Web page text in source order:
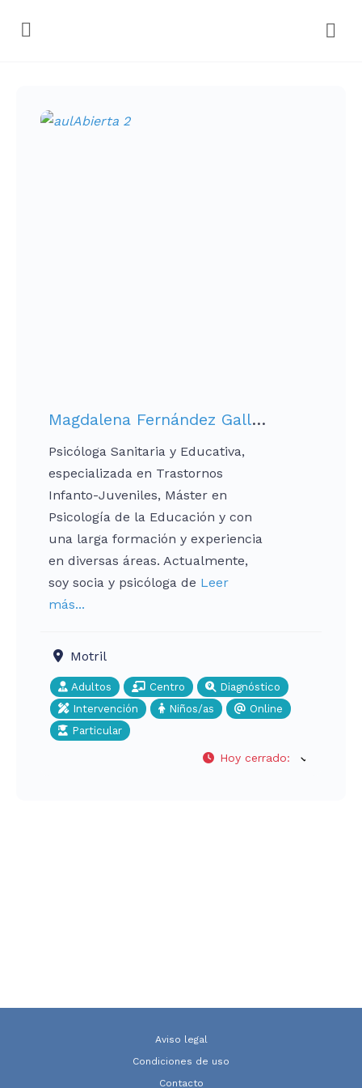
Magdalena Fernández Gallardo
Psicóloga Sanitaria y Educativa,
especializada en Trastornos
Infanto-Juveniles, Máster en
Psicología de la Educación y con
una larga formación y experiencia
en diversas áreas. Actualmente,
soy socia y psicóloga de Leer
más...
Motril
Adultos Centro
Diagnóstico
Intervención
Niños/as
Online
Particular
Hoy cerrado:
Aviso legal
Condiciones de uso
Contacto